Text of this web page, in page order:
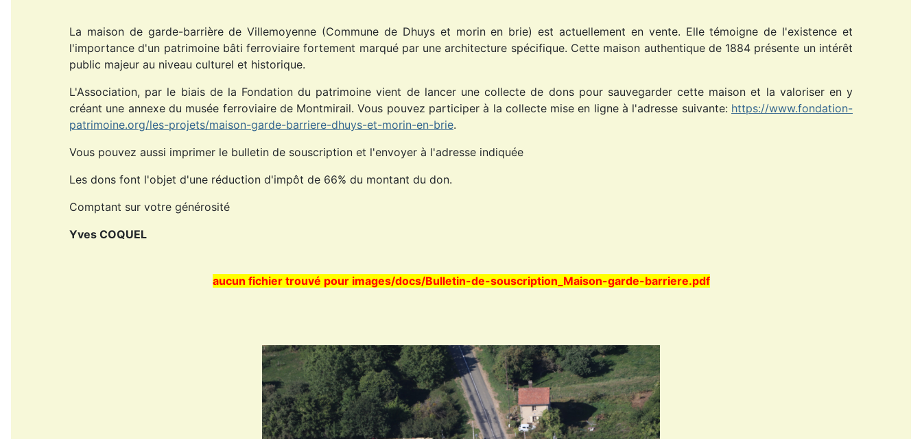
La maison de garde-barrière de Villemoyenne (Commune de Dhuys et morin en brie) est actuellement en vente. Elle témoigne de l'existence et
l'importance d'un patrimoine bâti ferroviaire fortement marqué par une architecture spécifique. Cette maison authentique de 1884 présente un intérêt
public majeur au niveau culturel et historique.
L'Association, par le biais de la Fondation du patrimoine vient de lancer une collecte de dons pour sauvegarder cette maison et la valoriser en y
créant une annexe du musée ferroviaire de Montmirail. Vous pouvez participer à la collecte mise en ligne à l'adresse suivante: https://www.fondation-
patrimoine.org/les-projets/maison-garde-barriere-dhuys-et-morin-en-brie.
Vous pouvez aussi imprimer le bulletin de souscription et l'envoyer à l'adresse indiquée
Les dons font l'objet d'une réduction d'impôt de 66% du montant du don.
Comptant sur votre générosité
Yves COQUEL
aucun fichier trouvé pour images/docs/Bulletin-de-souscription_Maison-garde-barriere.pdf